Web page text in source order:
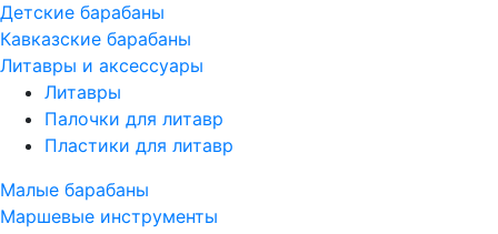
Детские барабаны
Кавказские барабаны
Литавры и аксессуары
Литавры
Палочки для литавр
Пластики для литавр
Малые барабаны
Маршевые инструменты